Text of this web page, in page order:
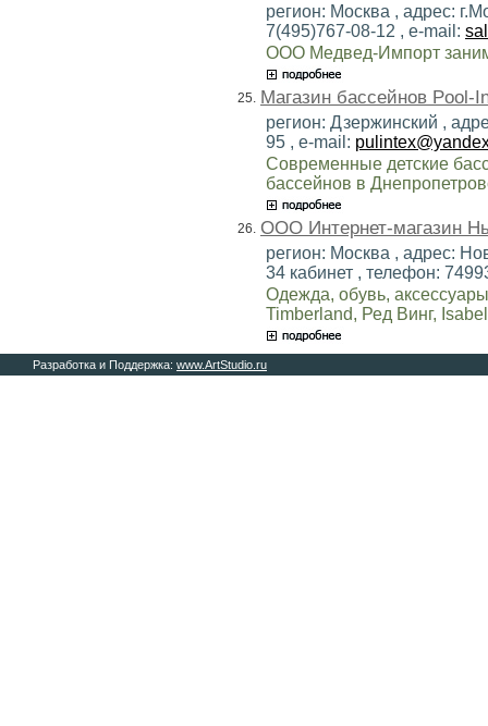
регион: Москва , адрес:
7(495)767-08-12 , e-mail:
ООО Медвед-Импорт
25. Магазин бассейнов Pool-
регион: Дзержинский ,
95 , e-mail:
Современные детские
бассейнов в
26. ООО Интернет-магазин
регион: Москва , адрес:
34 кабинет , телефон:
Одежда, обувь,
Timberland, Ред Винг,
Разработка и Поддержка: www.ArtStudio.ru